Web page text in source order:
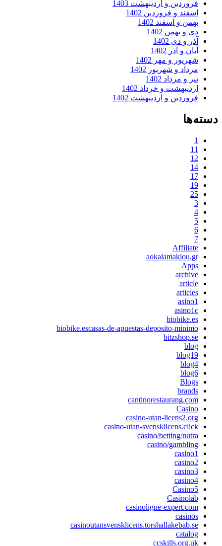
فروردین و اردیبهشت 1403
اسفند و فروردین 1402
بهمن و اسفند 1402
دی و بهمن 1402
آذر و دی 1402
آبان و آذر 1402
شهریور و مهر 1402
مرداد و شهریور 1402
تیر و مرداد 1402
اردیبهشت و خرداد 1402
فروردین و اردیبهشت 1402
دسته‌ها
1
11
12
14
17
19
25
3
4
5
6
7
Affiliate
aokalamakiou.gr
Apps
archive
article
articles
asino1
asino1c
biobike.es
biobike.escasas-de-apuestas-deposito-minimo
bitzshop.se
blog
blog19
blog4
blog6
Blogs
brands
cantinorestaurang.com
Casino
casino-utan-licens2.org
casino-utan-svensklicens.click
casino/betting/nutra
casino/gambling
casino1
casino2
casino3
casino4
Casino5
Casinolab
casinoligne-expert.com
casinos
casinoutansvensklicens.torshallakebab.se
catalog
ccskills.org.uk